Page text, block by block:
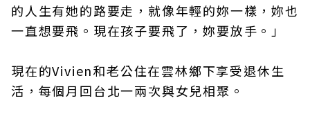
的人生有她的路要走，就像年輕的妳一樣，妳也
一直想要飛。現在孩子要飛了，妳要放手。」
現在的Vivien和老公住在雲林鄉下享受退休生
活，每個月回台北一兩次與女兒相聚。